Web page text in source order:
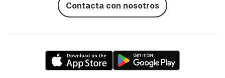
Contacta con nosotros